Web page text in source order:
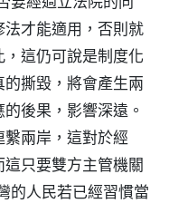
才能適用，否則就
這仍可說是制度化
撕毀，將會產生兩
後果，影響深遠。
兩岸，這對於經
只要雙方主管機關
的人民若已經習慣當